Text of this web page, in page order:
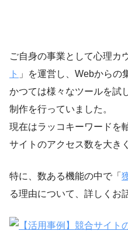
ご自身の事業として心理カ
ト 」を運営し、Webからの
かつては様々なツールを試
制作を行っていました。
現在はラッコキーワードを
サイトのアクセス数を大き
特に、数ある機能の中で「
る理由について、詳しくお